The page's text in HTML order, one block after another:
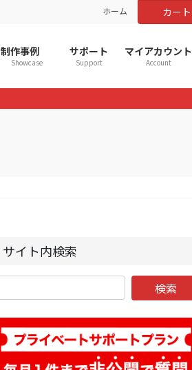
ホーム カート
制作事例
Showcase
サポート
Support
マイアカウント
Account
サイト内検索